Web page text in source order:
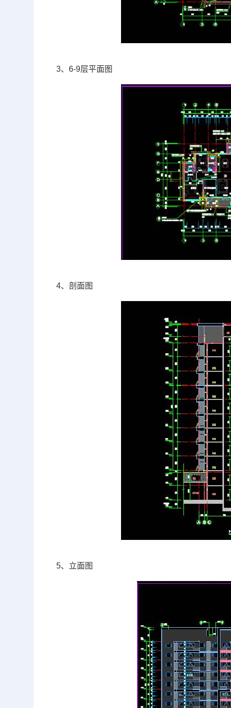
3、6-9层平面图
4、剖面图
5、立面图